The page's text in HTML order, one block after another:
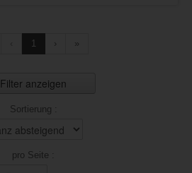
1 › »
Filter anzeigen
Sortierung :
pro Seite :